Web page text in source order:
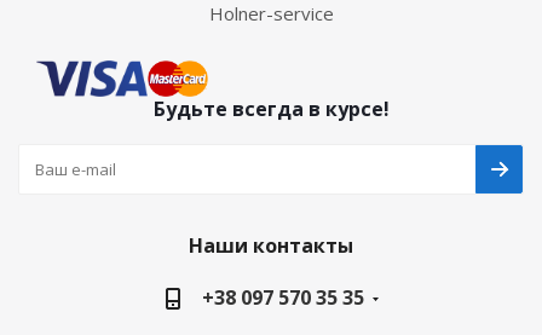
Holner-service
Будьте всегда в курсе!
Наши контакты
+38 097 570 35 35